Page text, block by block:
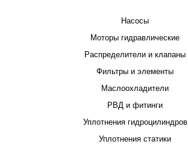
Насосы
Моторы гидравлические
Распределители и клапаны
Фильтры и элементы
Маслоохладители
РВД и фитинги
Уплотнения гидроцилиндров
Уплотнения статики